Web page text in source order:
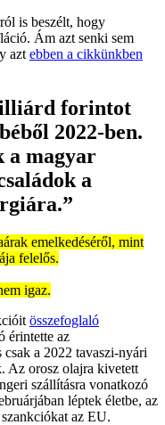
is beszélt, hogy
Ám azt senki sem
azt ebben a cikkünkben
forintot
2022-ben.
a magyar
a
emelkedéséről, mint
felelős.
igaz.
összefoglaló
érintette az
a 2022 tavaszi-nyári
Az orosz olajra kivetett
szállításra vonatkozó
léptek életbe, az
az EU.